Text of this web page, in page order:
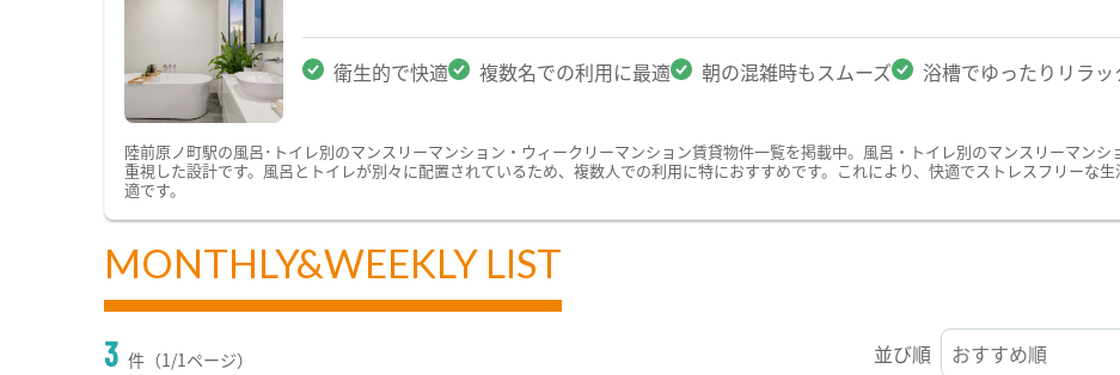
衛生的で快適 複数名での利用に最適 朝の混雑時もスムーズ 浴槽でゆったりリラッ
陸前原ノ町駅の風呂･トイレ別のマンスリーマンション・ウィークリーマンション賃貸物件一覧を掲載中。風呂・トイレ別のマンスリーマン
重視した設計です。風呂とトイレが別々に配置されているため、複数人での利用に特におすすめです。これにより、快適でストレスフリーな
適です。
MONTHLY&WEEKLY LIST
3 件（1/1ページ） 並び順